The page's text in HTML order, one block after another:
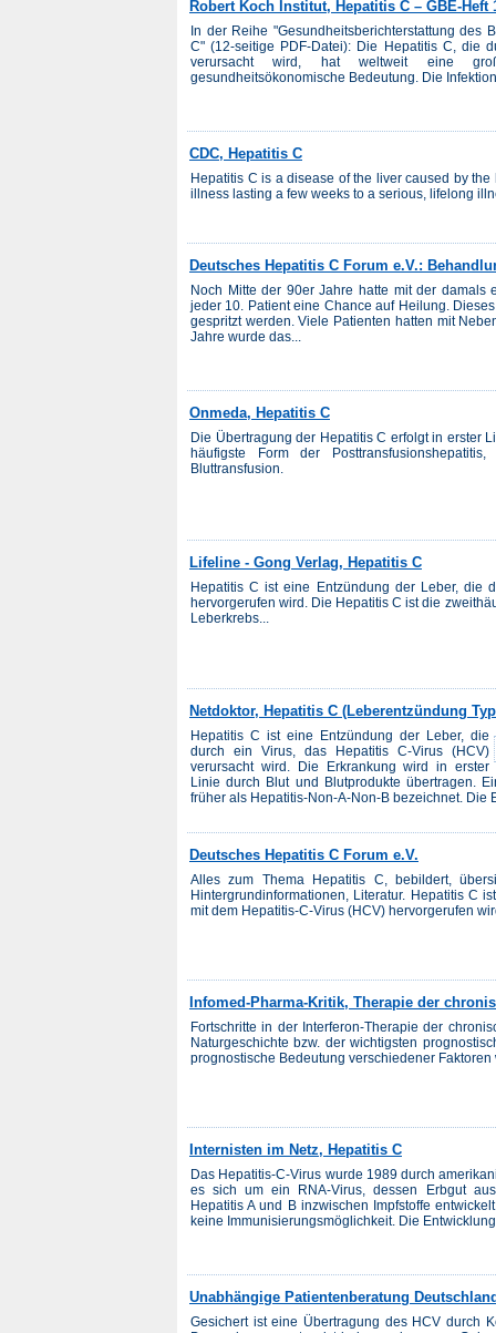
Robert Koch Institut, Hepatitis C – GBE-Heft
In der Reihe "Gesundheitsberichterstattung des
C" (12-seitige PDF-Datei): Die Hepatitis C, die
verursacht wird, hat weltweit eine
gesundheitsökonomische Bedeutung. Die
CDC, Hepatitis C
Hepatitis C is a disease of the liver caused by
illness lasting a few weeks to a serious, lifelong
Deutsches Hepatitis C Forum e.V.:
Noch Mitte der 90er Jahre hatte mit der damals
jeder 10. Patient eine Chance auf Heilung.
gespritzt werden. Viele Patienten hatten mit
Jahre wurde das...
Onmeda, Hepatitis C
Die Übertragung der Hepatitis C erfolgt in erster
häufigste Form der
Bluttransfusion.
Lifeline - Gong Verlag, Hepatitis C
Hepatitis C ist eine Entzündung der Leber, die
hervorgerufen wird. Die Hepatitis C ist die
Leberkrebs...
Netdoktor, Hepatitis C (Leberentzündung
Hepatitis C ist eine Entzündung der Leber, die
durch ein Virus, das Hepatitis C-Virus (HCV)
verursacht wird. Die Erkrankung wird in erster
Linie durch Blut und Blutprodukte übertragen.
früher als Hepatitis-Non-A-Non-B bezeichnet. Die
Deutsches Hepatitis C Forum e.V.
Alles zum Thema Hepatitis C, bebildert,
Hintergrundinformationen, Literatur. Hepatitis C
mit dem Hepatitis-C-Virus (HCV) hervorgerufen
Infomed-Pharma-Kritik, Therapie der
Fortschritte in der Interferon-Therapie der
Naturgeschichte bzw. der wichtigsten
prognostische Bedeutung verschiedener Faktoren
Internisten im Netz, Hepatitis C
Das Hepatitis-C-Virus wurde 1989 durch
es sich um ein RNA-Virus, dessen Erbgut
Hepatitis A und B inzwischen Impfstoffe
keine Immunisierungsmöglichkeit. Die
Unabhängige Patientenberatung
Gesichert ist eine Übertragung des HCV durch